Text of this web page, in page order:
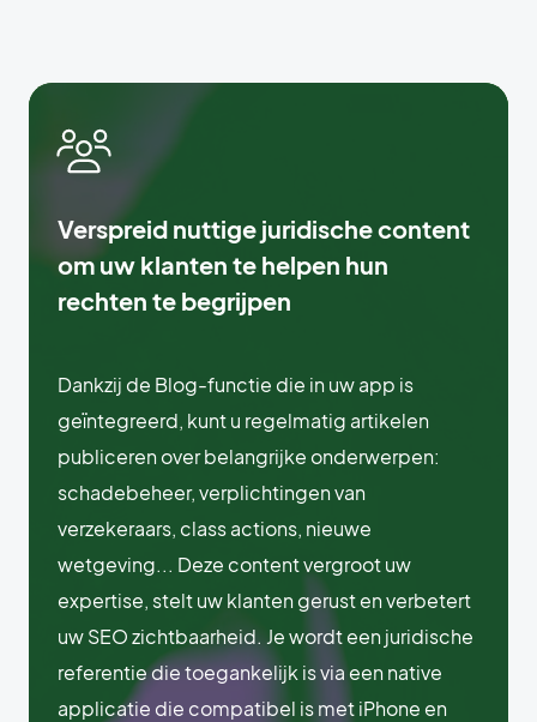
Verspreid nuttige juridische content
om uw klanten te helpen hun
rechten te begrijpen
Dankzij de Blog-functie die in uw app is
geïntegreerd, kunt u regelmatig artikelen
publiceren over belangrijke onderwerpen:
schadebeheer, verplichtingen van
verzekeraars, class actions, nieuwe
wetgeving... Deze content vergroot uw
expertise, stelt uw klanten gerust en verbetert
uw SEO zichtbaarheid. Je wordt een juridische
referentie die toegankelijk is via een native
applicatie die compatibel is met iPhone en